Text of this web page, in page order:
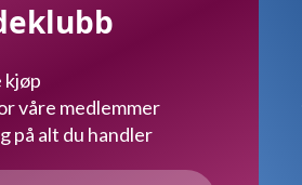
kjøp
våre medlemmer
på alt du handler